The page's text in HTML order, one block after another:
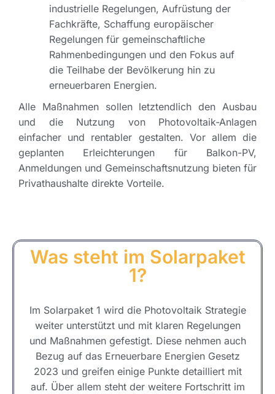
industrielle Regelungen, Aufrüstung der
Fachkräfte, Schaffung europäischer
Regelungen für gemeinschaftliche
Rahmenbedingungen und den Fokus auf
die Teilhabe der Bevölkerung hin zu
erneuerbaren Energien.
Alle Maßnahmen sollen letztendlich den Ausbau
und die Nutzung von Photovoltaik-Anlagen
einfacher und rentabler gestalten. Vor allem die
geplanten Erleichterungen für Balkon-PV,
Anmeldungen und Gemeinschaftsnutzung bieten für
Privathaushalte direkte Vorteile.
Was steht im Solarpaket
1?
Im Solarpaket 1 wird die Photovoltaik Strategie
weiter unterstützt und mit klaren Regelungen
und Maßnahmen gefestigt. Diese nehmen auch
Bezug auf das Erneuerbare Energien Gesetz
2023 und greifen einige Punkte detailliert mit
auf. Über allem steht der weitere Fortschritt im